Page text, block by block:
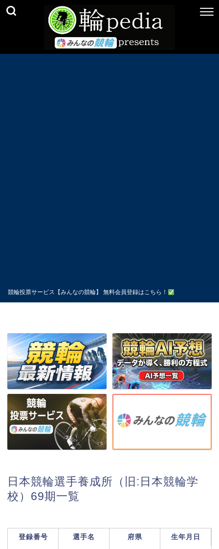
競輪投票サービス【みんなの競輪】 無料会員登録はこちら！
日本競輪選手養成所（旧:日本競輪学
校）69期一覧
登録番号 選手名 府県 生年月日